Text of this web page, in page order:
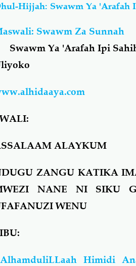
Hijjah: Swawm Ya
Swawm Za Sunnah
Swawm Ya 'Arafah Ipi
ALAYKUM
ZANGU KATIKA
NANE NI SIKU
WENU
AlhamduliLLaah Himidi